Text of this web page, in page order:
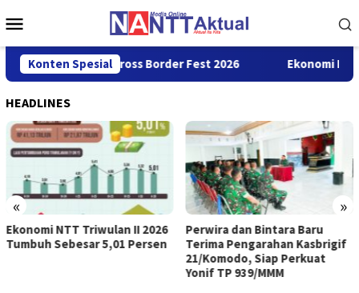
ke
Mobile
Konten Spesial
Sakti Cross Border Fest 2026 Ekonomi NTT
HEADLINES
« »
Ekonomi NTT Triwulan II 2026
Tumbuh Sebesar 5,01 Persen
Perwira dan Bintara Baru
Terima Pengarahan Kasbrigif
21/Komodo, Siap Perkuat
Yonif TP 939/MMM